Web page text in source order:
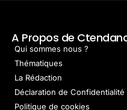
A Propos de
Qui sommes nous ?
Thématiques
La Rédaction
Déclaration de Confidentialité
Politique de cookies